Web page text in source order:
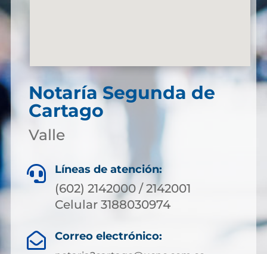
Notaría Segunda de
Cartago
Valle
 Líneas de atención:
(602) 2142000 / 2142001
Celular 3188030974
 Correo electrónico: